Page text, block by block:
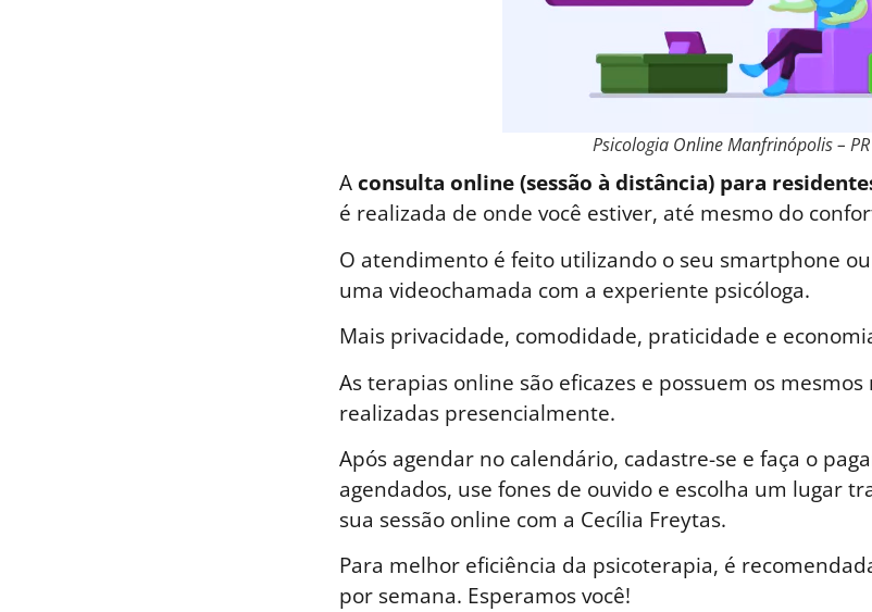
Psicologia Online Manfrinópolis – PR
Aconsulta online (sessão à distância) para
é realizada de onde você estiver, até mesmo do
O atendimento é feito utilizando o seu smartphone
uma videochamada com a experiente psicóloga.
Mais privacidade, comodidade, praticidade e
As terapias online são eficazes e possuem os
realizadas presencialmente.
Após agendar no calendário, cadastre-se e faça o
agendados, use fones de ouvido e escolha um lugar
sua sessão online com a Cecília Freytas.
Para melhor eficiência da psicoterapia, é
por semana. Esperamos você!